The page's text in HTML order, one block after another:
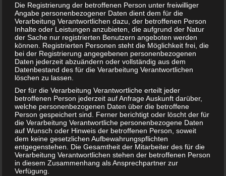
Knoblauch in der Schwangerschaft – gesund oder tabu?
Die Registrierung der betroffenen Person unter freiwilliger
Angabe personenbezogener Daten dient dem für die
Verarbeitung Verantwortlichen dazu, der betroffenen Person
Inhalte oder Leistungen anzubieten, die aufgrund der Natur
der Sache nur registrierten Benutzern angeboten werden
können. Registrierten Personen steht die Möglichkeit frei, die
bei der Registrierung angegebenen personenbezogenen
Daten jederzeit abzuändern oder vollständig aus dem
Datenbestand des für die Verarbeitung Verantwortlichen
löschen zu lassen.
Der für die Verarbeitung Verantwortliche erteilt jeder
betroffenen Person jederzeit auf Anfrage Auskunft darüber,
welche personenbezogenen Daten über die betroffene
Person gespeichert sind. Ferner berichtigt oder löscht der für
die Verarbeitung Verantwortliche personenbezogene Daten
auf Wunsch oder Hinweis der betroffenen Person, soweit
dem keine gesetzlichen Aufbewahrungspflichten
entgegenstehen. Die Gesamtheit der Mitarbeiter des für die
Verarbeitung Verantwortlichen stehen der betroffenen Person
in diesem Zusammenhang als Ansprechpartner zur
Verfügung.